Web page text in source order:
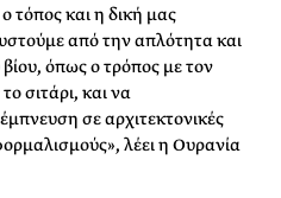
και η δική μας
από την απλότητα και
βίου, όπως ο τρόπος με τον
σιτάρι, και να
σε αρχιτεκτονικές
λέει η Ουρανία